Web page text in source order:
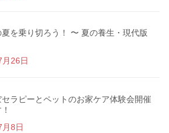
を乗り切ろう！ 〜 夏の養生・現代版
26日
ラピーとペットのお家ケア体験会開催
8日